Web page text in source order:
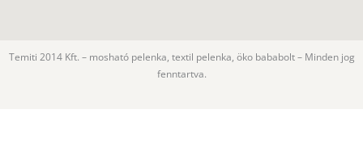
Temiti 2014 Kft. – mosható pelenka, textil pelenka, öko bababolt – Minden jog
fenntartva.